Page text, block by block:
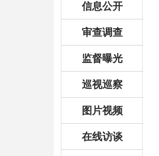
信息公开
审查调查
监督曝光
巡视巡察
图片视频
在线访谈